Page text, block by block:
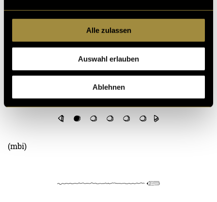
Alle zulassen
Auswahl erlauben
Ablehnen
(mbi)